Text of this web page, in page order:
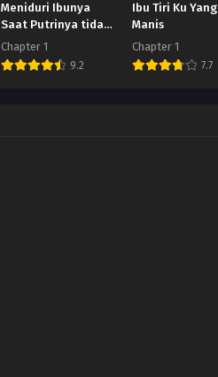
Meniduri Ibunya
Saat Putrinya tidak
ada di Rumah
Chapter 1
9.2
Ibu Tiri Ku Yang
Manis
Chapter 1
7.7